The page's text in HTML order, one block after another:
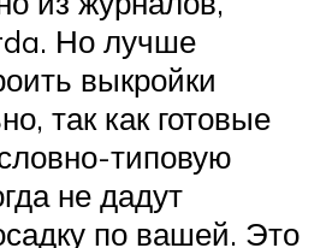
Но лучше
выкройки
так как готовые
типовую
не дадут
по вашей. Это